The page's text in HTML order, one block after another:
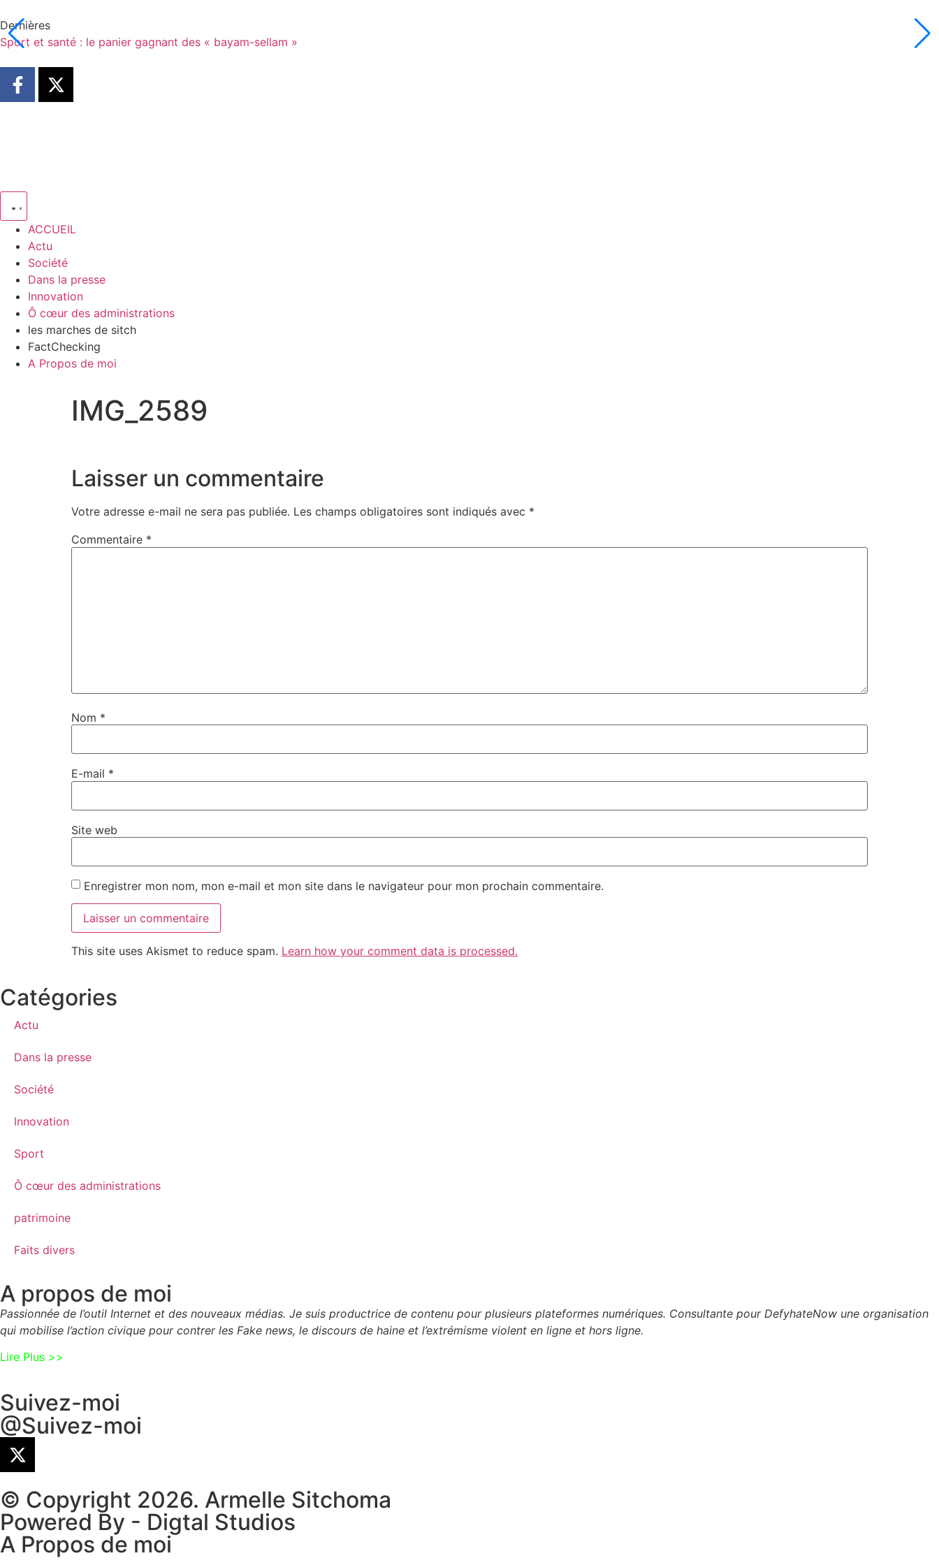
Dernières
Sport et santé : le panier gagnant des « bayam-sellam »
ACCUEIL
Actu
Société
Dans la presse
Innovation
Ô cœur des administrations
les marches de sitch
FactChecking
A Propos de moi
IMG_2589
Laisser un commentaire
Votre adresse e-mail ne sera pas publiée. Les champs obligatoires sont indiqués avec *
Commentaire *
Nom *
E-mail *
Site web
Enregistrer mon nom, mon e-mail et mon site dans le navigateur pour mon prochain commentaire.
This site uses Akismet to reduce spam. Learn how your comment data is processed.
Catégories
Actu
Dans la presse
Société
Innovation
Sport
Ô cœur des administrations
patrimoine
Faits divers
A propos de moi
Passionnée de l’outil Internet et des nouveaux médias. Je suis productrice de contenu pour plusieurs plateformes numériques. Consultante pour DefyhateNow une organisation
qui mobilise l’action civique pour contrer les Fake news, le discours de haine et l’extrémisme violent en ligne et hors ligne.
Lire Plus >>
Suivez-moi
@Suivez-moi
© Copyright 2026. Armelle Sitchoma
Powered By - Digtal Studios
A Propos de moi